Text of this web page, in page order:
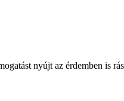
nyújt az érdemben is